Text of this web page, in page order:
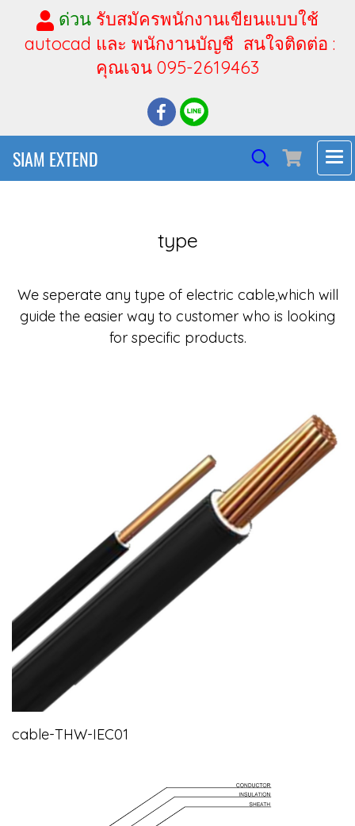
ด่วน รับสมัครพนักงานเขียนแบบใช้
autocad และ พนักงานบัญชี สนใจติดต่อ :
คุณเจน 095-2619463
SIAM EXTEND
type
We seperate any type of electric cable,which will
guide the easier way to customer who is looking
for specific products.
cable-THW-IEC01